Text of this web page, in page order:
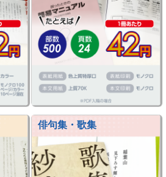
俳句集・歌集